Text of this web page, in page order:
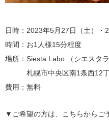
日時：2023年5月27日（土）・
時間：お1人様15分程度
場所：Siesta Labo.（シエスタラ
札幌市中央区南1条西12丁
費用：無料
▼ご希望の方は、こちらからご